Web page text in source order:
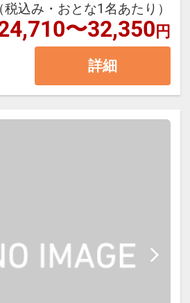
辺観光 ┏┏┏
（徒歩約3分）
泉で、季節の味覚と温泉
展望露天風呂】
に囲まれた静かな環境の
旅館ならではのゆったり
ときをお過ごしくださ
て、旬の食材を使用した
をご用意いたします。
品一品丁寧に仕上げる季
込み・おとな1名あたり）
〜32,350円
詳細